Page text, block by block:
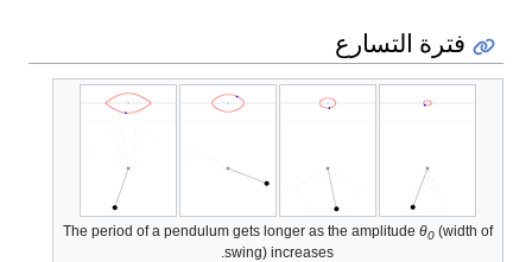
فترة التسارع
The period of a pendulum gets longer as the amplitude θ0(width of
swing) increases.